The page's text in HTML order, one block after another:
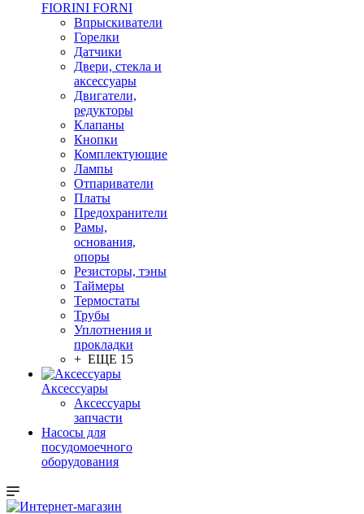
FIORINI FORNI
Впрыскиватели
Горелки
Датчики
Двери, стекла и
аксессуары
Двигатели,
редукторы
Клапаны
Кнопки
Комплектующие
Лампы
Отпариватели
Платы
Предохранители
Рамы,
основания,
опоры
Резисторы, тэны
Таймеры
Термостаты
Трубы
Уплотнения и
прокладки
+ ЕЩЕ 15
Аксессуары
Аксессуары
запчасти
Насосы для
посудомоечного
оборудования